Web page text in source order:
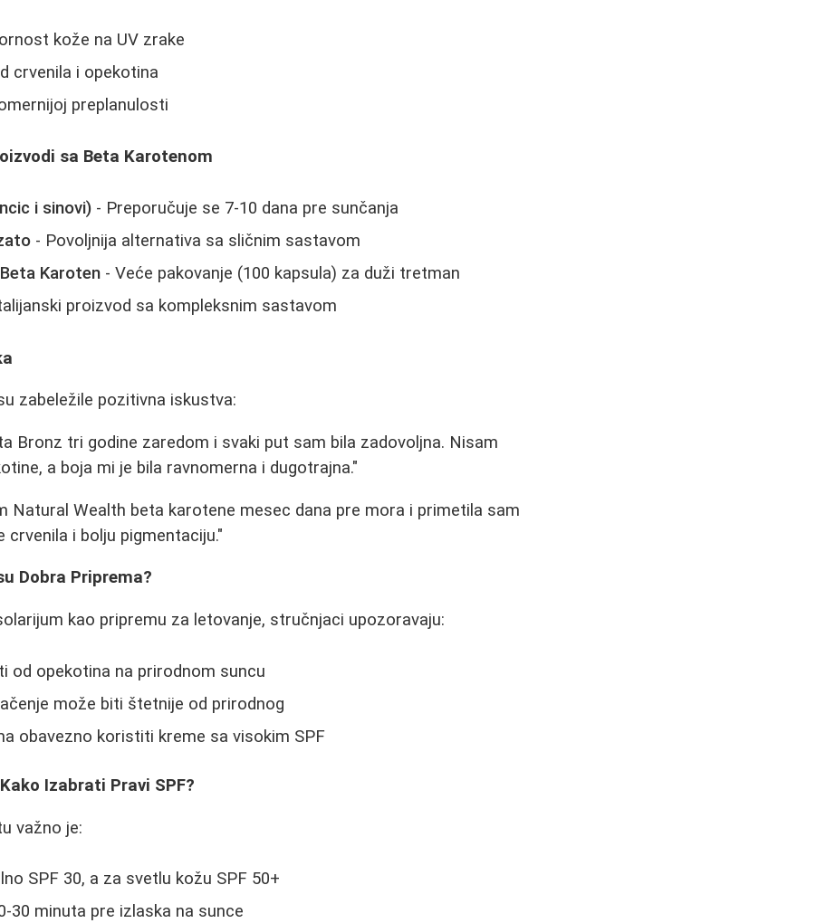
kože na UV zrake
crvenila i opekotina
preplanulosti
sa Beta Karotenom
i sinovi) - Preporučuje se 7-10 dana pre sunčanja
- Povoljnija alternativa sa sličnim sastavom
Karoten - Veće pakovanje (100 kapsula) za duži tretman
proizvod sa kompleksnim sastavom
zabeležile pozitivna iskustva:
Bronz tri godine zaredom i svaki put sam bila zadovoljna. Nisam
a boja mi je bila ravnomerna i dugotrajna."
Natural Wealth beta karotene mesec dana pre mora i primetila sam
crvenila i bolju pigmentaciju."
Dobra Priprema?
kao pripremu za letovanje, stručnjaci upozoravaju:
od opekotina na prirodnom suncu
može biti štetnije od prirodnog
obavezno koristiti kreme sa visokim SPF
Izabrati Pravi SPF?
važno je:
SPF 30, a za svetlu kožu SPF 50+
30 minuta pre izlaska na sunce